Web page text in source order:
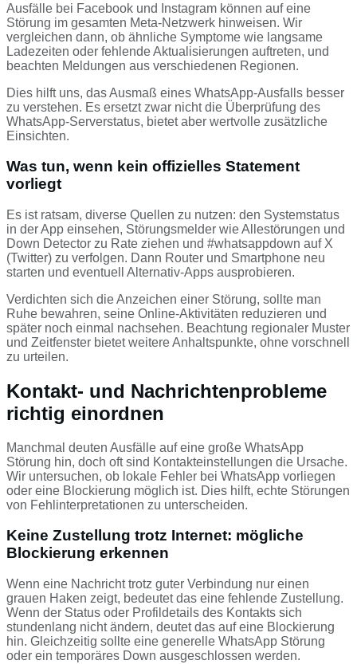
Ausfälle bei Facebook und Instagram können auf eine
Störung im gesamten Meta-Netzwerk hinweisen. Wir
vergleichen dann, ob ähnliche Symptome wie langsame
Ladezeiten oder fehlende Aktualisierungen auftreten, und
beachten Meldungen aus verschiedenen Regionen.
Dies hilft uns, das Ausmaß eines WhatsApp-Ausfalls besser
zu verstehen. Es ersetzt zwar nicht die Überprüfung des
WhatsApp-Serverstatus, bietet aber wertvolle zusätzliche
Einsichten.
Was tun, wenn kein offizielles Statement
vorliegt
Es ist ratsam, diverse Quellen zu nutzen: den Systemstatus
in der App einsehen, Störungsmelder wie Allestörungen und
Down Detector zu Rate ziehen und #whatsappdown auf X
(Twitter) zu verfolgen. Dann Router und Smartphone neu
starten und eventuell Alternativ-Apps ausprobieren.
Verdichten sich die Anzeichen einer Störung, sollte man
Ruhe bewahren, seine Online-Aktivitäten reduzieren und
später noch einmal nachsehen. Beachtung regionaler Muster
und Zeitfenster bietet weitere Anhaltspunkte, ohne vorschnell
zu urteilen.
Kontakt- und Nachrichtenprobleme
richtig einordnen
Manchmal deuten Ausfälle auf eine große WhatsApp
Störung hin, doch oft sind Kontakteinstellungen die Ursache.
Wir untersuchen, ob lokale Fehler bei WhatsApp vorliegen
oder eine Blockierung möglich ist. Dies hilft, echte Störungen
von Fehlinterpretationen zu unterscheiden.
Keine Zustellung trotz Internet: mögliche
Blockierung erkennen
Wenn eine Nachricht trotz guter Verbindung nur einen
grauen Haken zeigt, bedeutet das eine fehlende Zustellung.
Wenn der Status oder Profildetails des Kontakts sich
stundenlang nicht ändern, deutet das auf eine Blockierung
hin. Gleichzeitig sollte eine generelle WhatsApp Störung
oder ein temporäres Down ausgeschlossen werden.